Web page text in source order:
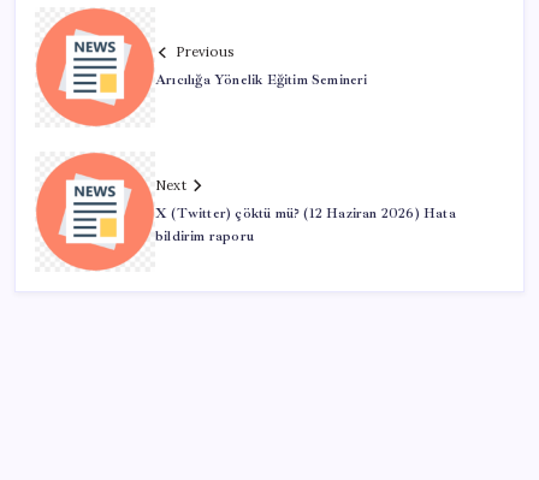
Previous
Arıcılığa Yönelik Eğitim Semineri
Next
X (Twitter) çöktü mü? (12 Haziran 2026) Hata
bildirim raporu